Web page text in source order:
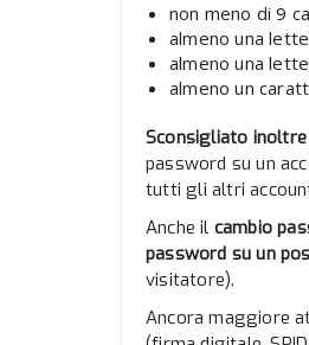
non meno di 9
almeno una
almeno una
almeno un
Sconsigliato
password su un
tutti gli altri
Anche il cambio
password su un
visitatore).
Ancora maggiore